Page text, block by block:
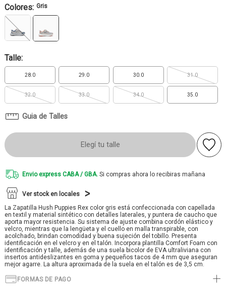
Colores: Gris
Talle:
28.0 29.0 30.0 31.0
32.0 33.0 34.0 35.0
Guia de Talles
Elegí tu talle
Envio express CABA / GBA. Si compras ahora lo recibiras mañana
Ver stock en locales
La Zapatilla Hush Puppies Rex color gris está confeccionada con capellada
en textil y material sintético con detalles laterales, y puntera de caucho que
aporta mayor resistencia. Su sistema de ajuste combina cordón elástico y
velcro, mientras que la lengüeta y el cuello en malla transpirable, con
acolchado, brindan comodidad y buena sujeción del tobillo. Presenta
identificación en el velcro y en el talón. Incorpora plantilla Comfort Foam con
identificación y talle, además de una suela bicolor de EVA ultraliviana con
insertos antideslizantes en goma y pequeños tacos de 4 mm que aseguran
mejor agarre. La altura aproximada de la suela en el talón es de 3,5 cm.
FORMAS DE PAGO